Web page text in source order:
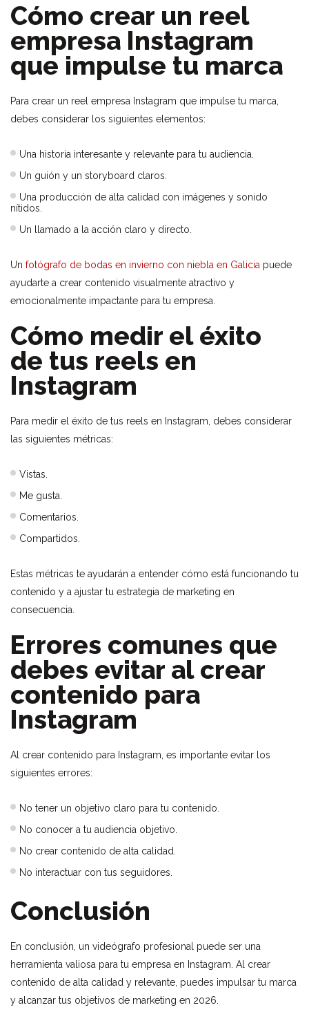
Cómo crear un reel
empresa Instagram
que impulse tu marca
Para crear un reel empresa Instagram que impulse tu marca,
debes considerar los siguientes elementos:
Una historia interesante y relevante para tu audiencia.
Un guión y un storyboard claros.
Una producción de alta calidad con imágenes y sonido
nítidos.
Un llamado a la acción claro y directo.
Un fotógrafo de bodas en invierno con niebla en Galicia puede
ayudarte a crear contenido visualmente atractivo y
emocionalmente impactante para tu empresa.
Cómo medir el éxito
de tus reels en
Instagram
Para medir el éxito de tus reels en Instagram, debes considerar
las siguientes métricas:
Vistas.
Me gusta.
Comentarios.
Compartidos.
Estas métricas te ayudarán a entender cómo está funcionando tu
contenido y a ajustar tu estrategia de marketing en
consecuencia.
Errores comunes que
debes evitar al crear
contenido para
Instagram
Al crear contenido para Instagram, es importante evitar los
siguientes errores:
No tener un objetivo claro para tu contenido.
No conocer a tu audiencia objetivo.
No crear contenido de alta calidad.
No interactuar con tus seguidores.
Conclusión
En conclusión, un videógrafo profesional puede ser una
herramienta valiosa para tu empresa en Instagram. Al crear
contenido de alta calidad y relevante, puedes impulsar tu marca
y alcanzar tus objetivos de marketing en 2026.